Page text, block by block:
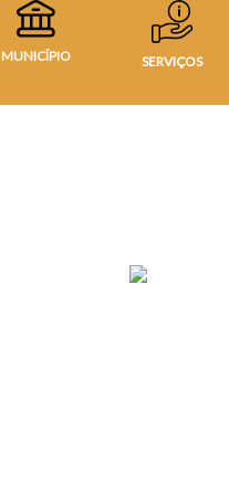
MUNICÍPIO SERVIÇOS